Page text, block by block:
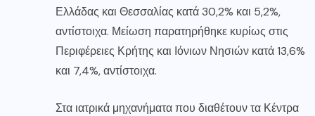
Ελλάδας και Θεσσαλίας κατά 30,2% και 5,2%,
αντίστοιχα. Μείωση παρατηρήθηκε κυρίως στις
Περιφέρειες Κρήτης και Ιόνιων Νησιών κατά 13,6%
και 7,4%, αντίστοιχα.
Στα ιατρικά μηχανήματα που διαθέτουν τα Κέντρα